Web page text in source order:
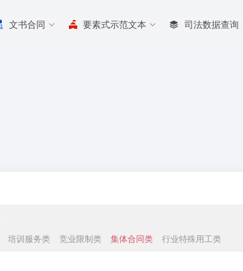
文书合同 要素式示范文本 司法数据查询
培训服务类 竞业限制类 集体合同类 行业特殊用工类